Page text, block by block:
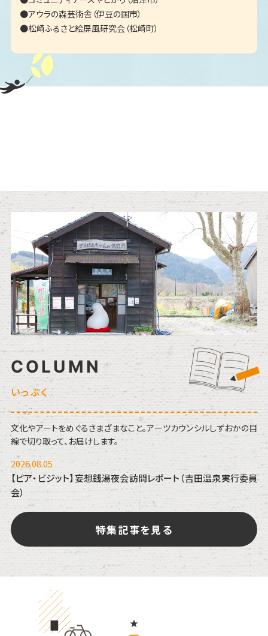
アウラの森芸術舎（伊豆の国市）
松崎ふるさと絵屏風研究会（松崎町）
COLUMN
いっぷく
文化やアートをめぐるさまざまなこと。アーツカウンシルしずおかの目
線で切り取って、お届けします。
2026.08.05
【ピア・ビジット】妄想銭湯夜会訪問レポート（吉田温泉実行委員
会）
特集記事を見る